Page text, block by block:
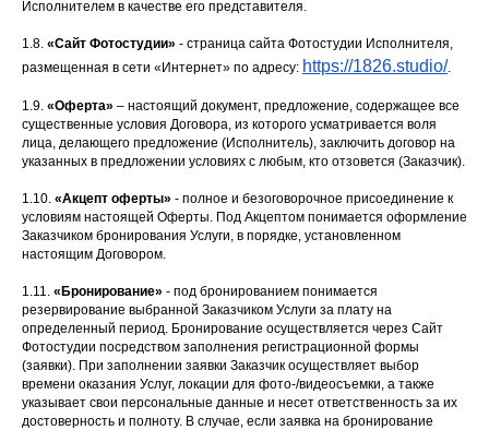
Исполнителем в качестве его представителя.
1.8. «Сайт Фотостудии» - страница сайта Фотостудии Исполнителя,
размещенная в сети «Интернет» по адресу: https://1826.studio/.
1.9. «Оферта» – настоящий документ, предложение, содержащее все
существенные условия Договора, из которого усматривается воля
лица, делающего предложение (Исполнитель), заключить договор на
указанных в предложении условиях с любым, кто отзовется (Заказчик).
1.10. «Акцепт оферты» - полное и безоговорочное присоединение к
условиям настоящей Оферты. Под Акцептом понимается оформление
Заказчиком бронирования Услуги, в порядке, установленном
настоящим Договором.
1.11. «Бронирование» - под бронированием понимается
резервирование выбранной Заказчиком Услуги за плату на
определенный период. Бронирование осуществляется через Сайт
Фотостудии посредством заполнения регистрационной формы
(заявки). При заполнении заявки Заказчик осуществляет выбор
времени оказания Услуг, локации для фото-/видеосъемки, а также
указывает свои персональные данные и несет ответственность за их
достоверность и полноту. В случае, если заявка на бронирование